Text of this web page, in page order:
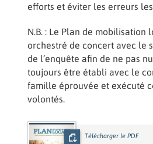
efforts et éviter les erreurs
N.B. : Le Plan de mobilisation
orchestré de concert avec le
de l’enquête afin de ne pas
toujours être établi avec le
famille éprouvée et exécuté
volontés.
Télécharger le PDF: